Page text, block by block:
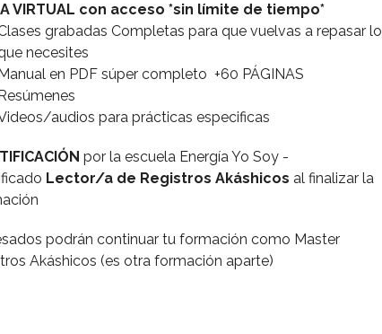
VIRTUAL con acceso *sin límite de tiempo*
grabadas Completas para que vuelvas a repasar lo
necesites
en PDF súper completo +60 PÁGINAS
audios para prácticas especificas
por la escuela Energía Yo Soy -
Lector/a de Registros Akáshicos al finalizar la
podrán continuar tu formación como Master
Akáshicos (es otra formación aparte)